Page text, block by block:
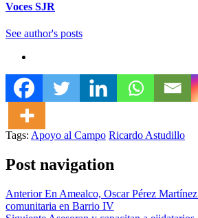
Voces SJR
See author's posts
Tags: Apoyo al Campo Ricardo Astudillo
Post navigation
AnteriorEn Amealco, Oscar Pérez
comunitaria en Barrio IV